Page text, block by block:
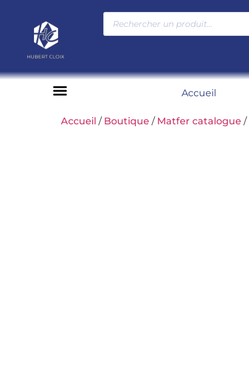
Accueil
Accueil / Boutique / Matfer catalogue /